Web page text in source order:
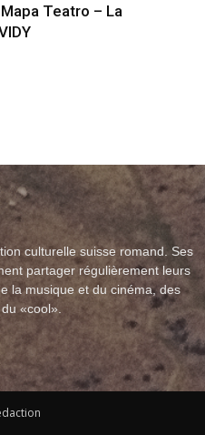
Mapa Teatro – La
culturelle suisse romand. Ses
partager régulièrement leurs
la musique et du cinéma, des
«cool».